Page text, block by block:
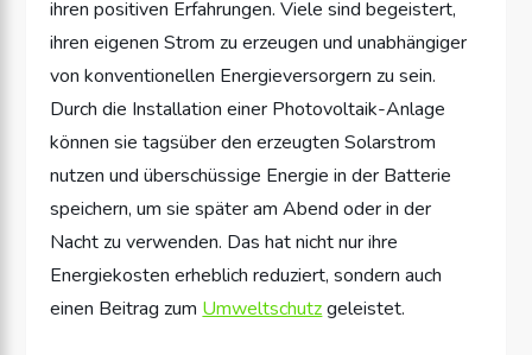
ihren positiven Erfahrungen. Viele sind begeistert,
ihren eigenen Strom zu erzeugen und unabhängiger
von konventionellen Energieversorgern zu sein.
Durch die Installation einer Photovoltaik-Anlage
können sie tagsüber den erzeugten Solarstrom
nutzen und überschüssige Energie in der Batterie
speichern, um sie später am Abend oder in der
Nacht zu verwenden. Das hat nicht nur ihre
Energiekosten erheblich reduziert, sondern auch
einen Beitrag zum Umweltschutzgeleistet.